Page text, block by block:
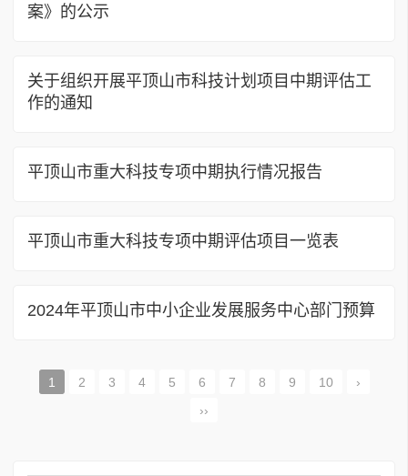
案》的公示
关于组织开展平顶山市科技计划项目中期评估工
作的通知
平顶山市重大科技专项中期执行情况报告
平顶山市重大科技专项中期评估项目一览表
2024年平顶山市中小企业发展服务中心部门预算
1 2 3 4 5 6 7 8 9 10
›
››